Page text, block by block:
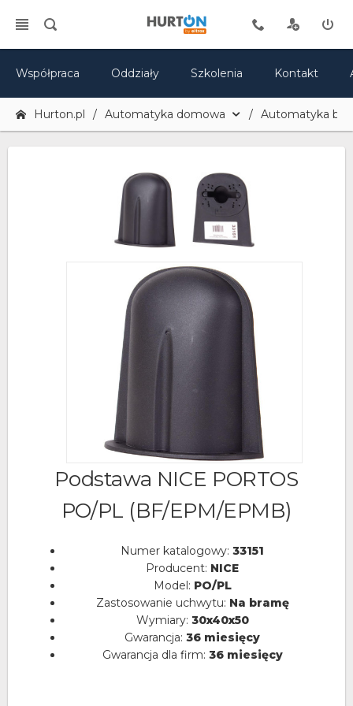
Współpraca Oddziały Szkolenia Kontakt
Hurton.pl Automatyka domowa Automatyka
Podstawa NICE PORTOS
PO/PL (BF/EPM/EPMB)
Numer katalogowy: 33151
Producent: NICE
Model: PO/PL
Zastosowanie uchwytu: Na bramę
Wymiary: 30x40x50
Gwarancja: 36 miesięcy
Gwarancja dla firm: 36 miesięcy